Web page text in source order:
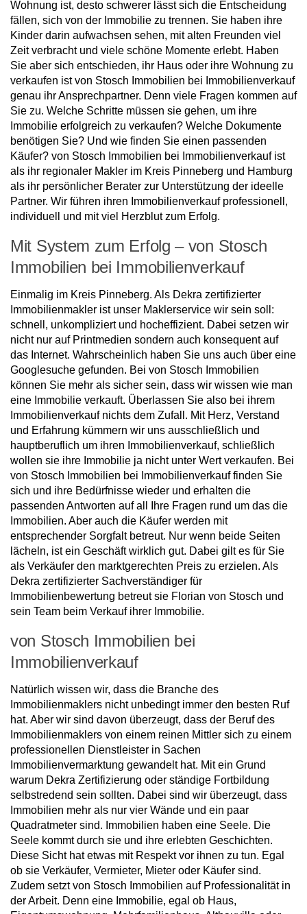
Wohnung ist, desto schwerer lässt sich die Entscheidung
fällen, sich von der Immobilie zu trennen. Sie haben ihre
Kinder darin aufwachsen sehen, mit alten Freunden viel
Zeit verbracht und viele schöne Momente erlebt. Haben
Sie aber sich entschieden, ihr Haus oder ihre Wohnung zu
verkaufen ist von Stosch Immobilien bei Immobilienverkauf
genau ihr Ansprechpartner. Denn viele Fragen kommen auf
Sie zu. Welche Schritte müssen sie gehen, um ihre
Immobilie erfolgreich zu verkaufen? Welche Dokumente
benötigen Sie? Und wie finden Sie einen passenden
Käufer? von Stosch Immobilien bei Immobilienverkauf ist
als ihr regionaler Makler im Kreis Pinneberg und Hamburg
als ihr persönlicher Berater zur Unterstützung der ideelle
Partner. Wir führen ihren Immobilienverkauf professionell,
individuell und mit viel Herzblut zum Erfolg.
Mit System zum Erfolg – von Stosch
Immobilien bei Immobilienverkauf
Einmalig im Kreis Pinneberg. Als Dekra zertifizierter
Immobilienmakler ist unser Maklerservice wir sein soll:
schnell, unkompliziert und hocheffizient. Dabei setzen wir
nicht nur auf Printmedien sondern auch konsequent auf
das Internet. Wahrscheinlich haben Sie uns auch über eine
Googlesuche gefunden. Bei von Stosch Immobilien
können Sie mehr als sicher sein, dass wir wissen wie man
eine Immobilie verkauft. Überlassen Sie also bei ihrem
Immobilienverkauf nichts dem Zufall. Mit Herz, Verstand
und Erfahrung kümmern wir uns ausschließlich und
hauptberuflich um ihren Immobilienverkauf, schließlich
wollen sie ihre Immobilie ja nicht unter Wert verkaufen. Bei
von Stosch Immobilien bei Immobilienverkauf finden Sie
sich und ihre Bedürfnisse wieder und erhalten die
passenden Antworten auf all Ihre Fragen rund um das die
Immobilien. Aber auch die Käufer werden mit
entsprechender Sorgfalt betreut. Nur wenn beide Seiten
lächeln, ist ein Geschäft wirklich gut. Dabei gilt es für Sie
als Verkäufer den marktgerechten Preis zu erzielen. Als
Dekra zertifizierter Sachverständiger für
Immobilienbewertung betreut sie Florian von Stosch und
sein Team beim Verkauf ihrer Immobilie.
von Stosch Immobilien bei
Immobilienverkauf
Natürlich wissen wir, dass die Branche des
Immobilienmaklers nicht unbedingt immer den besten Ruf
hat. Aber wir sind davon überzeugt, dass der Beruf des
Immobilienmaklers von einem reinen Mittler sich zu einem
professionellen Dienstleister in Sachen
Immobilienvermarktung gewandelt hat. Mit ein Grund
warum Dekra Zertifizierung oder ständige Fortbildung
selbstredend sein sollten. Dabei sind wir überzeugt, dass
Immobilien mehr als nur vier Wände und ein paar
Quadratmeter sind. Immobilien haben eine Seele. Die
Seele kommt durch sie und ihre erlebten Geschichten.
Diese Sicht hat etwas mit Respekt vor ihnen zu tun. Egal
ob sie Verkäufer, Vermieter, Mieter oder Käufer sind.
Zudem setzt von Stosch Immobilien auf Professionalität in
der Arbeit. Denn eine Immobilie, egal ob Haus,